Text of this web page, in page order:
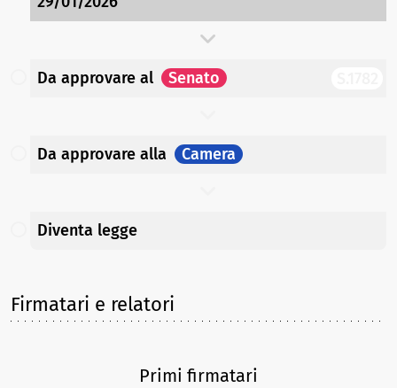
Da approvare al Senato
Da approvare alla Camera
Diventa legge
Firmatari e relatori
Primi firmatari